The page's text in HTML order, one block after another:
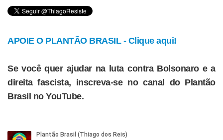
APOIE O PLANTÃO BRASIL - Clique aqui!
Se você quer ajudar na luta contra Bolsonaro e a
direita fascista, inscreva-se no canal do Plantão
Brasil no YouTube.